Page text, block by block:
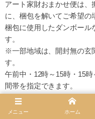
アート家財おまかせ便は、
に、梱包を解いてご希望の
梱包に使用したダンボール
す。
※一部地域は、開封無の玄
す。
午前中・12時～15時・15
間帯を指定できます。
※一部地域を除く
※一部地域は、開梱無の玄
メニュー ホーム